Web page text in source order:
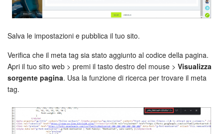
Salva le impostazioni e pubblica il tuo sito.
Verifica che il meta tag sia stato aggiunto al codice della pagina.
Apri il tuo sito web > premi il tasto destro del mouse > Visualizza
sorgente pagina. Usa la funzione di ricerca per trovare il meta
tag.